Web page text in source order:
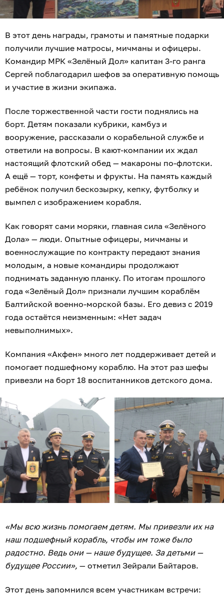
В этот день награды, грамоты и памятные подарки
получили лучшие матросы, мичманы и офицеры.
Командир МРК «Зелёный Дол» капитан 3-го ранга
Сергей поблагодарил шефов за оперативную помощь
и участие в жизни экипажа.
После торжественной части гости поднялись на
борт. Детям показали кубрики, камбуз и
вооружение, рассказали о корабельной службе и
ответили на вопросы. В кают-компании их ждал
настоящий флотский обед — макароны по-флотски.
А ещё — торт, конфеты и фрукты. На память каждый
ребёнок получил бескозырку, кепку, футболку и
вымпел с изображением корабля.
Как говорят сами моряки, главная сила «Зелёного
Дола» — люди. Опытные офицеры, мичманы и
военнослужащие по контракту передают знания
молодым, а новые командиры продолжают
поднимать заданную планку. По итогам прошлого
года «Зелёный Дол» признали лучшим кораблём
Балтийской военно-морской базы. Его девиз с 2019
года остаётся неизменным: «Нет задач
невыполнимых».
Компания «Акфен» много лет поддерживает детей и
помогает подшефному кораблю. На этот раз шефы
привезли на борт 18 воспитанников детского дома.
«Мы всю жизнь помогаем детям. Мы привезли их на
наш подшефный корабль, чтобы им тоже было
радостно. Ведь они — наше будущее. За детьми —
будущее России», — отметил Зейрали Байтаров.
Этот день запомнился всем участникам встречи: